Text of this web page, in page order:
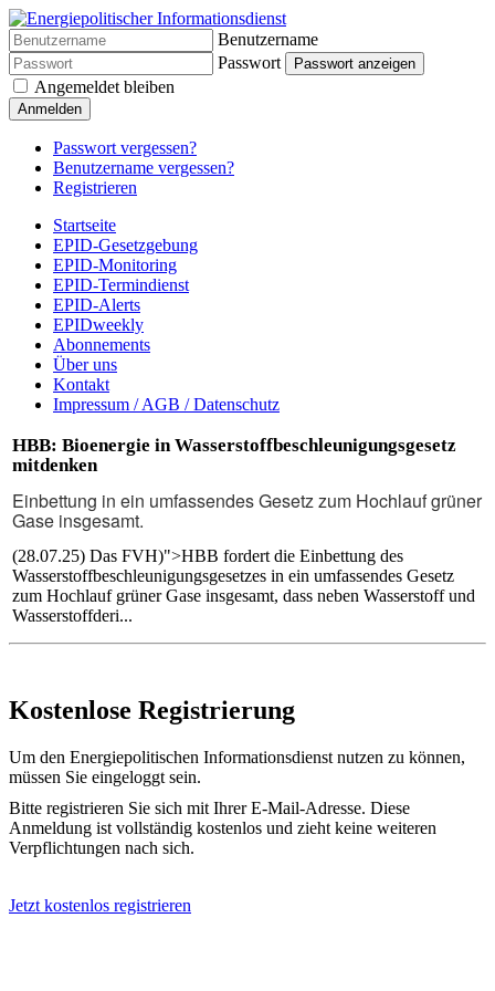
Benutzername
Passwort
Passwort anzeigen
Angemeldet bleiben
Anmelden
Passwort vergessen?
Benutzername vergessen?
Registrieren
Startseite
EPID-Gesetzgebung
EPID-Monitoring
EPID-Termindienst
EPID-Alerts
EPIDweekly
Abonnements
Über uns
Kontakt
Impressum / AGB / Datenschutz
HBB: Bioenergie in Wasserstoffbeschleunigungsgesetz
mitdenken
Einbettung in ein umfassendes Gesetz zum Hochlauf grüner
Gase insgesamt.
(28.07.25) Das FVH)">HBB fordert die Einbettung des
Wasserstoffbeschleunigungsgesetzes in ein umfassendes Gesetz
zum Hochlauf grüner Gase insgesamt, dass neben Wasserstoff und
Wasserstoffderi...
Kostenlose Registrierung
Um den Energiepolitischen Informationsdienst nutzen zu können,
müssen Sie eingeloggt sein.
Bitte registrieren Sie sich mit Ihrer E-Mail-Adresse. Diese
Anmeldung ist vollständig kostenlos und zieht keine weiteren
Verpflichtungen nach sich.
Jetzt kostenlos registrieren